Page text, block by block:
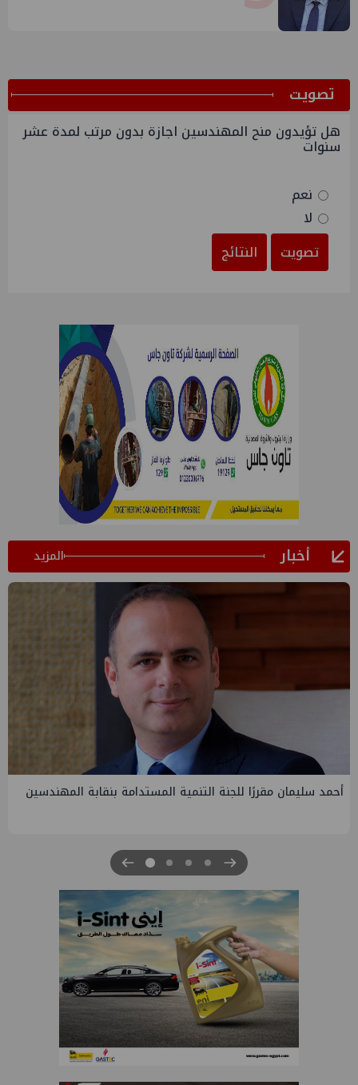
ﺗﺼﻮﻳﺖ
هل تؤيدون منح المهندسين اجازة بدون مرتب لمدة عشر
سنوات
نعم
لا
تصويت
النتائج
أخبار المزيد
PMS تنهي أعمال إنزال الخطوط البحرية الثلاث بمشروع المرحلة